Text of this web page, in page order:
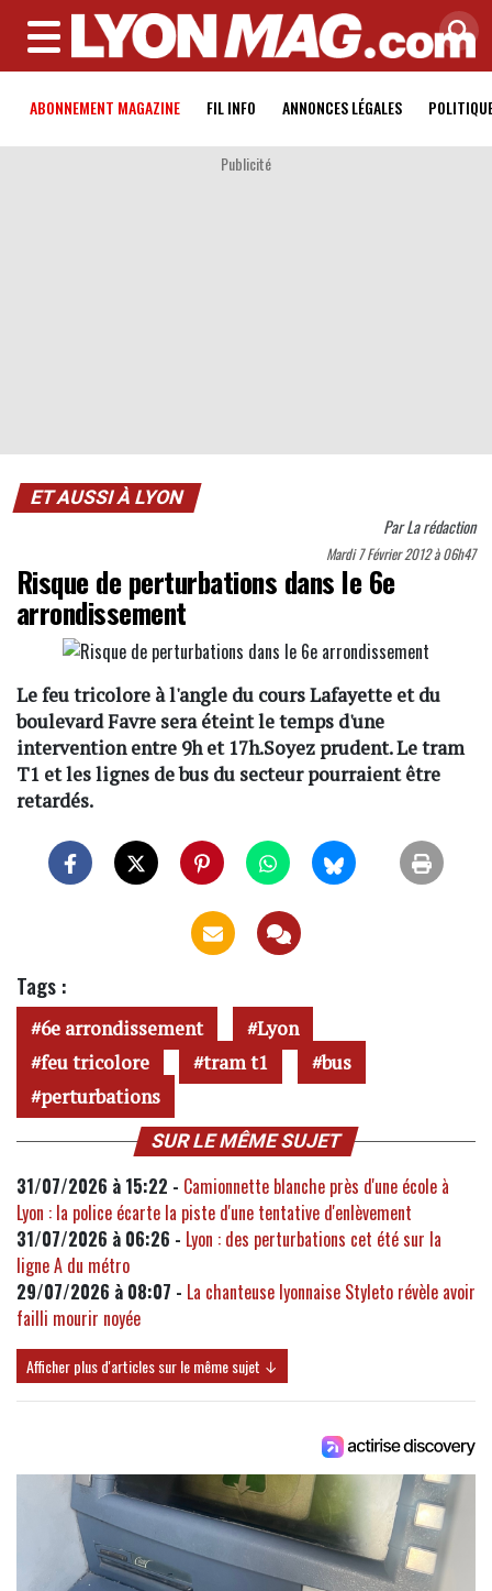
MENU
ABONNEMENT MAGAZINE FIL INFO ANNONCES LÉGALES
Publicité
ET AUSSI À LYON
ParLa rédaction
Mardi 7 Février 2012 à 06h47
Risque de perturbations dans le 6e
arrondissement
Le feu tricolore à l'angle du cours Lafayette et du
boulevard Favre sera éteint le temps d'une
intervention entre 9h et 17h.Soyez prudent. Le tram
T1 et les lignes de bus du secteur pourraient être
retardés.
Tags :
6e arrondissement
Lyon
feu tricolore
tram t1
bus
perturbations
SUR LE MÊME SUJET
31/07/2026 à 15:22 - Camionnette blanche près d'une école à
Lyon : la police écarte la piste d'une tentative d'enlèvement
31/07/2026 à 06:26 - Lyon : des perturbations cet été sur la
ligne A du métro
29/07/2026 à 08:07 - La chanteuse lyonnaise Styleto révèle avoir
failli mourir noyée
Afficher plus d'articles sur le même sujet ↓